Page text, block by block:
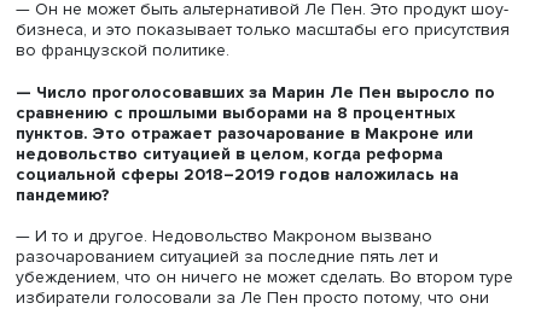
профсоюзов возможно, но это потребует много
перестройки всей политической системы. Атрофия
всей системе.
— Кто смог получить голоса «желтых жилетов» и
симпатизировавших им французов?
— Думаю, что в первом туре они достались Меланшону
мелким кандидатам, а во втором туре скорее Марин Ле
— Использовались ли против Марин Ле Пен ее
России и лично к Владимиру Путину?